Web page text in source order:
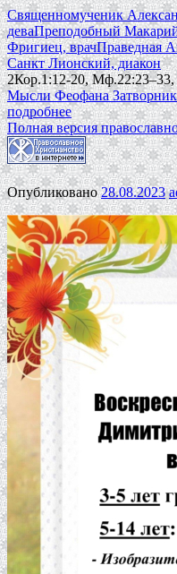
Священномученик
деваПреподобный
Фригиец, врачПраведная
Санкт Лионский, диакон
2Кор.1:12-20,
Мысли Феофана
подробнее
Полная версия
Опубликовано28.08.2023